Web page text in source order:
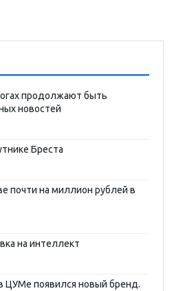
продолжают быть
новостей
Бреста
почти на миллион рублей в
на интеллект
ЦУМе появился новый бренд.